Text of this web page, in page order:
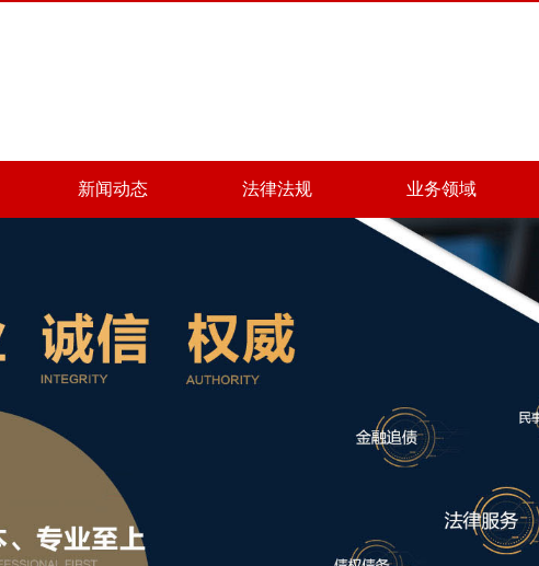
新闻动态 法律法规 业务领域